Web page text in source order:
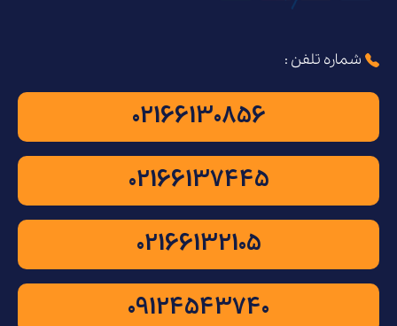
شماره تلفن :
02166130856
02166137445
02166132105
09124543740